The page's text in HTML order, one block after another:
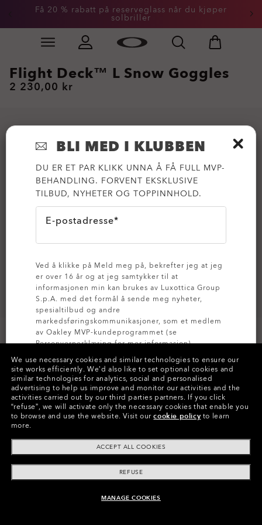
Skip to
Få 20 % rabatt på reserveglass når du kjøper
solbriller
Slide 3 of 3. Få 20 % rabatt på reserveglass når du
LEGG I HANDLEVOGN
Flight Deck™ L Snow Goggles
2 230,00 kr
Farger (24) Prizm Snow PersimmonBrilleglass,
Matte BlackStrop
Betal over tid
We use necessary cookies and similar technologies to ensure our
site works efficiently. We’d also like to set optional cookies and
similar technologies for analytics, social and personalised
advertising to help us improve and monitor our activities and the
activities carried out by our third parties partners. If you click
“refuse”, we will activate only the necessary cookies that enable you
to browse and use the website. Visit ourcookie policy to learn
more.
ACCEPT ALL COOKIES
REFUSE
MANAGE COOKIES
BLI MED I KLUBBEN
DU ER ET PAR KLIKK UNNA Å FÅ FULL MVP-
BEHANDLING. FORVENT EKSKLUSIVE
TILBUD, NYHETER OG TOPPINNHOLD.
E-postadresse*
Ved å klikke på Meld meg på, bekrefter jeg at jeg
er over 16 år og at jeg samtykker til at
informasjonen min kan brukes av Luxottica Group
S.p.A. med det formål å sende meg nyheter,
spesialtilbud og andre
markedsføringskommunikasjoner, som et medlem
av Oakley MVP-kundeprogrammet (se
Personvernerklæringfor mer informasjon).
MELD DEG PÅ